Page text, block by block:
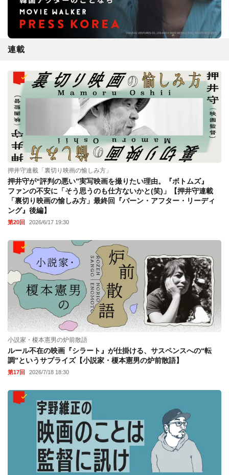
連載
押井守連載「裏切り映画の愉しみ方」
押井守が“評判の悪い”実写映画を撮りたい理由。『ボトムズ』
ファンの不安に「そう思うのも仕方ないかと(笑)」【押井守連載
「裏切り映画の愉しみ方」最終回『バーン・アフター・リーディ
ング』後編】
第20回 2026/6/17 19:30
小説家・榎本憲男の炉前散語
ルール不在の映画『シラート』が仕掛ける、サスペンスへの“転
調”というサプライズ【小説家・榎本憲男の炉前散語】
第17回 2026/7/18 18:30